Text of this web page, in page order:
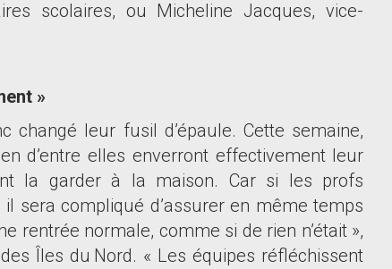
scolaires, ou Micheline Jacques, vice-
»
changé leur fusil d’épaule. Cette semaine,
d’entre elles enverront effectivement leur
la garder à la maison. Car si les profs
sera compliqué d’assurer en même temps
rentrée normale, comme si de rien n’était »,
Îles du Nord. « Les équipes réfléchissent